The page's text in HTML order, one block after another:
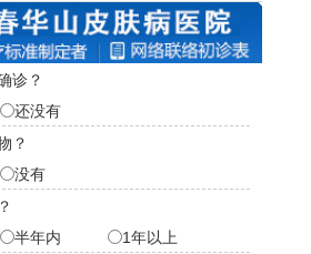
诊？
还没有
？
没有
半年内
1年以上